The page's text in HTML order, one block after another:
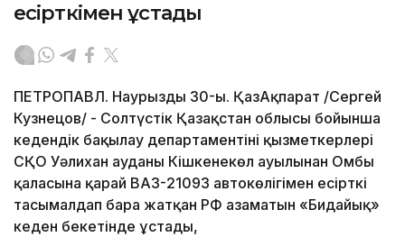
есірткімен ұстады
ПЕТРОПАВЛ. Наурыздың 30-ы. ҚазАқпарат /Сергей
Кузнецов/ - Солтүстік Қазақстан облысы бойынша
кедендік бақылау департаментінің қызметкерлері
СҚО Уәлихан ауданы Кішкенекөл ауылынан Омбы
қаласына қарай ВАЗ-21093 автокөлігімен есірткі
тасымалдап бара жатқан РФ азаматын «Бидайық»
кеден бекетінде ұстады,